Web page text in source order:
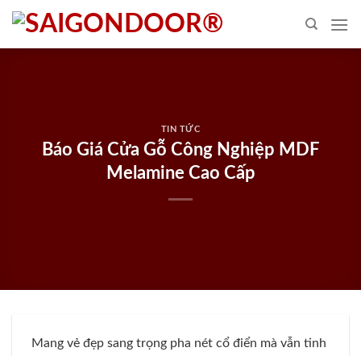
Skip
content
TIN TỨC
Báo Giá Cửa Gỗ Công Nghiệp MDF
Melamine Cao Cấp
Mang vẻ đẹp sang trọng pha nét cổ điển mà vẫn tinh